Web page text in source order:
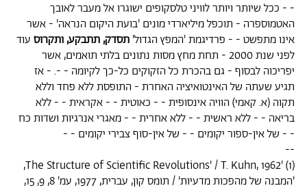
- - ככל שיותר ויותר לוויני טלסקופים ישוגרו אל מעבר לאובך
האטמוספרה - תוכפל מיליארדי מונים 'בועת היקום הנראה' - אשר
אינו מתפשט - - פרדיגמת 'המפץ הגדול' תסדק, תתבקע, ותקרוסעוד
לפני שנת 2000 - תחת מחץ מסות נתונים בלתי תואמים, אשר
יפריכוה לבסוף - גם בהכרת כל הזקוקים כל-כך לקיומה - -. - אז
תגיע שעתה של האינטואיציה האחרת - התופסת ללא פחד וללא
תקוה (א. קאמי) הוויה אינסופית - - כאוטית - - אקראית - - ללא
בריאה - - ללא ראשית - - ללא אחרית - - מאגרי אנרגיות ושדות כח
- - של אין-ספור יקומים - - של אין-סוף צבירי יקומים - -
--
(1) 'The Structure of Scientific Revolutions' / T. Kuhn, 1962,
'המבנה של מהפכות מדעיות' / תומס קון, עברית, 1977, עמ' 8, 9, 15,